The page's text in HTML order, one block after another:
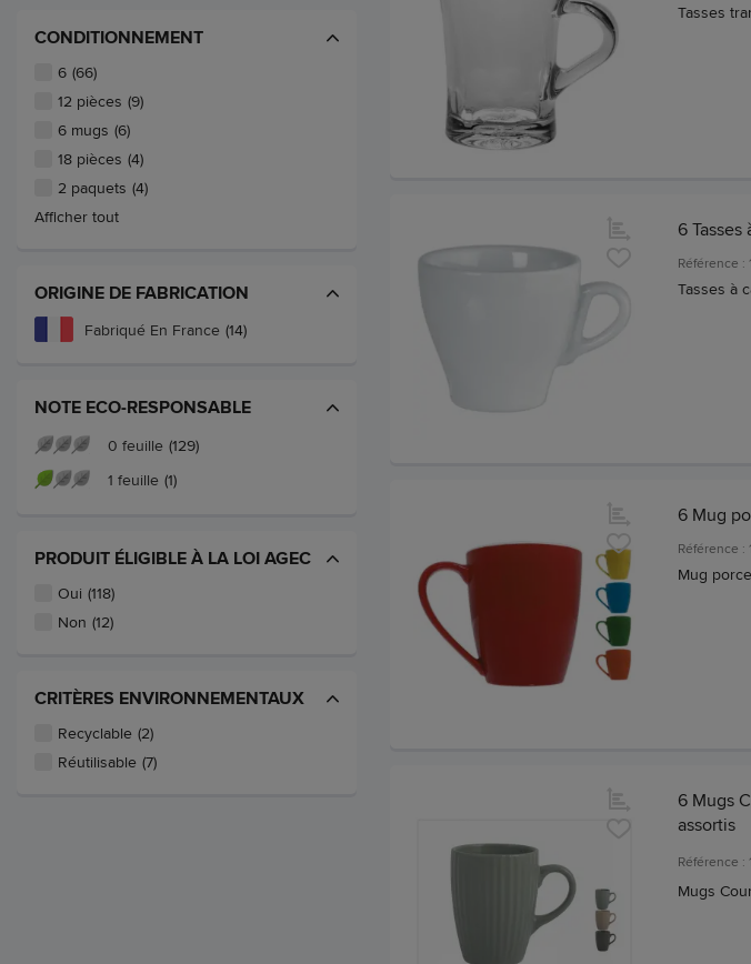
CONDITIONNEMENT
6 (66)
12 pièces (9)
6 mugs (6)
18 pièces (4)
2 paquets (4)
Afficher tout
ORIGINE DE FABRICATION
Fabriqué En France (14)
NOTE ECO-RESPONSABLE
0 feuille (129)
1 feuille (1)
PRODUIT ÉLIGIBLE À LA LOI AGEC
Oui (118)
Non (12)
CRITÈRES ENVIRONNEMENTAUX
Recyclable (2)
Réutilisable (7)
Tasses
6
Référence :
Tasses à
6 Mug
Référence :
Mug
6 Mugs
assortis
Référence :
Mugs